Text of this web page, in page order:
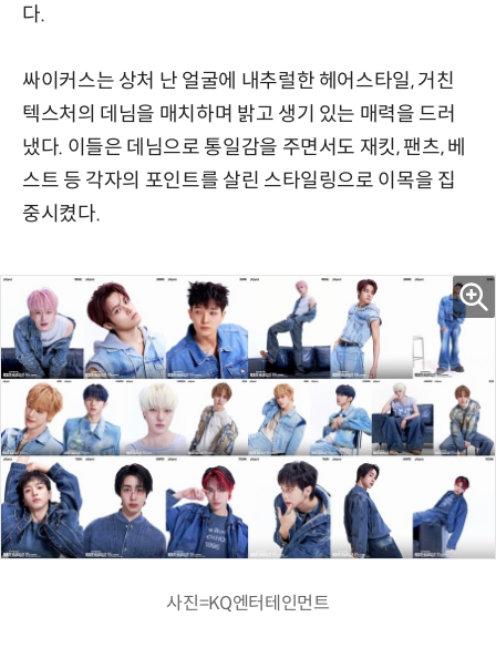
다.
싸이커스는 상처 난 얼굴에 내추럴한 헤어스타일, 거친
텍스처의 데님을 매치하며 밝고 생기 있는 매력을 드러
냈다. 이들은 데님으로 통일감을 주면서도 재킷, 팬츠, 베
스트 등 각자의 포인트를 살린 스타일링으로 이목을 집
중시켰다.
사진=KQ엔터테인먼트